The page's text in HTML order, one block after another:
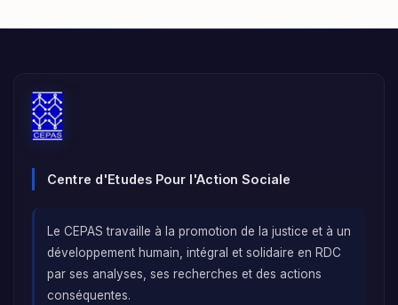
Centre d'Etudes Pour l'Action Sociale
Le CEPAS travaille à la promotion de la justice et à un
développement humain, intégral et solidaire en RDC
par ses analyses, ses recherches et des actions
conséquentes.